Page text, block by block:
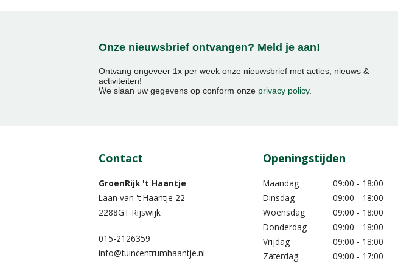
Onze nieuwsbrief ontvangen? Meld je aan!
Ontvang ongeveer 1x per week onze nieuwsbrief met acties, nieuws &
activiteiten!
We slaan uw gegevens op conform onze privacy policy.
Contact
GroenRijk 't Haantje
Laan van 't Haantje 22
2288GT Rijswijk
015-2126359
info@tuincentrumhaantje.nl
Openingstijden
Maandag
09:00 - 18:00
Dinsdag
09:00 - 18:00
Woensdag
09:00 - 18:00
Donderdag
09:00 - 18:00
Vrijdag
09:00 - 18:00
Zaterdag
09:00 - 17:00